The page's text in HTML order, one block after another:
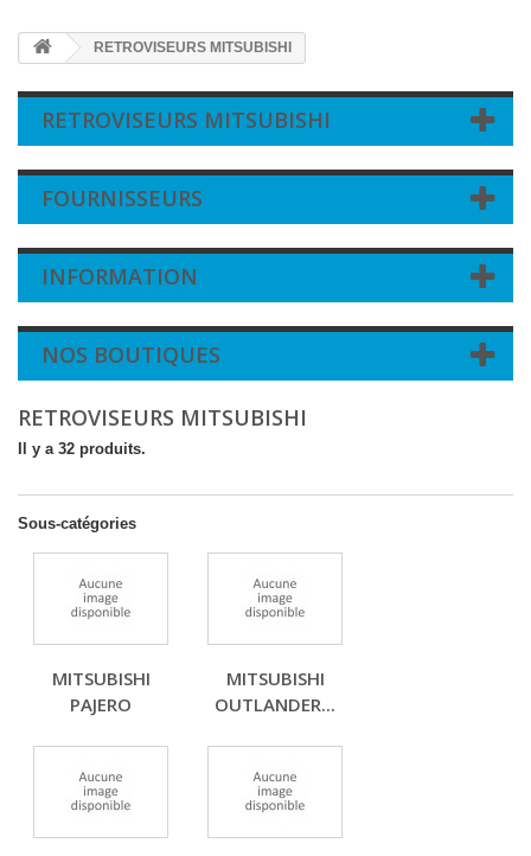
RETROVISEURS MITSUBISHI
RETROVISEURS MITSUBISHI
FOURNISSEURS
INFORMATION
NOS BOUTIQUES
RETROVISEURS MITSUBISHI
Il y a 32 produits.
Sous-catégories
MITSUBISHI
PAJERO
MITSUBISHI
OUTLANDER...